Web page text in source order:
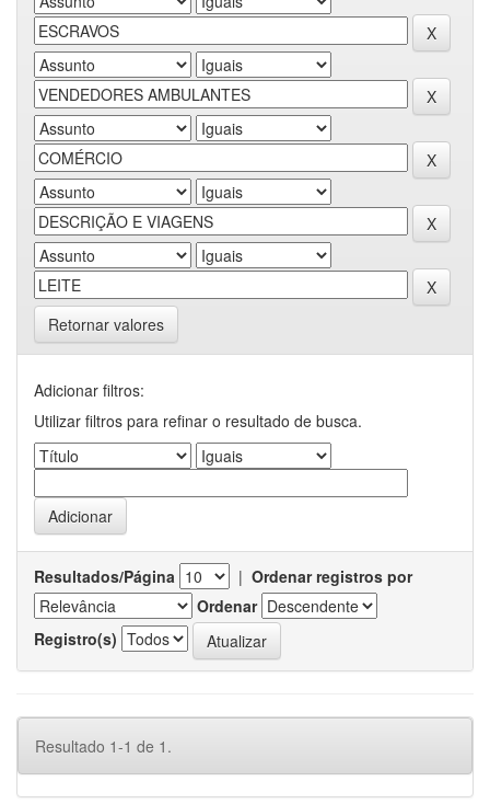
Retornar valores
Adicionar filtros:
Utilizar filtros para refinar o resultado de busca.
Resultados/Página | Ordenar registros por
Ordenar
Registro(s)
Resultado 1-1 de 1.